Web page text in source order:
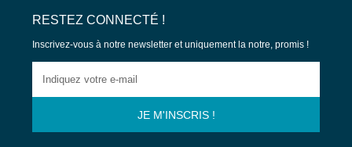
RESTEZ CONNECTÉ !
Inscrivez-vous à notre newsletter et uniquement la notre, promis !